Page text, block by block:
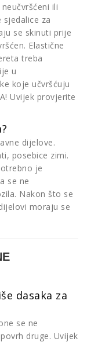
ili
za
se skinuti prije
Elastične
treba
u
koje učvršćuju
Uvijek provjerite
dijelove.
posebice zimi.
je
se ne
Nakon što se
moraju se
dasaka za
se ne
druge. Uvijek